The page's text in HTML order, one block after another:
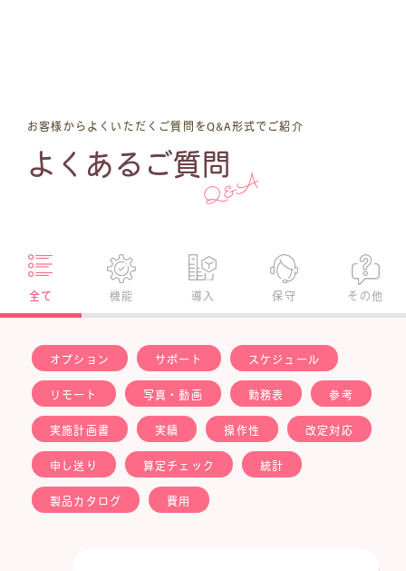
お客様からよくいただくご質問をQ&A形式でご紹介
よくあるご質問
Q&A
全て 機能 導入 保守 その他
オプション サポート スケジュール
リモート 写真・動画 勤務表 参考
実施計画書 実績 操作性 改定対応
申し送り 算定チェック 統計
製品カタログ 費用